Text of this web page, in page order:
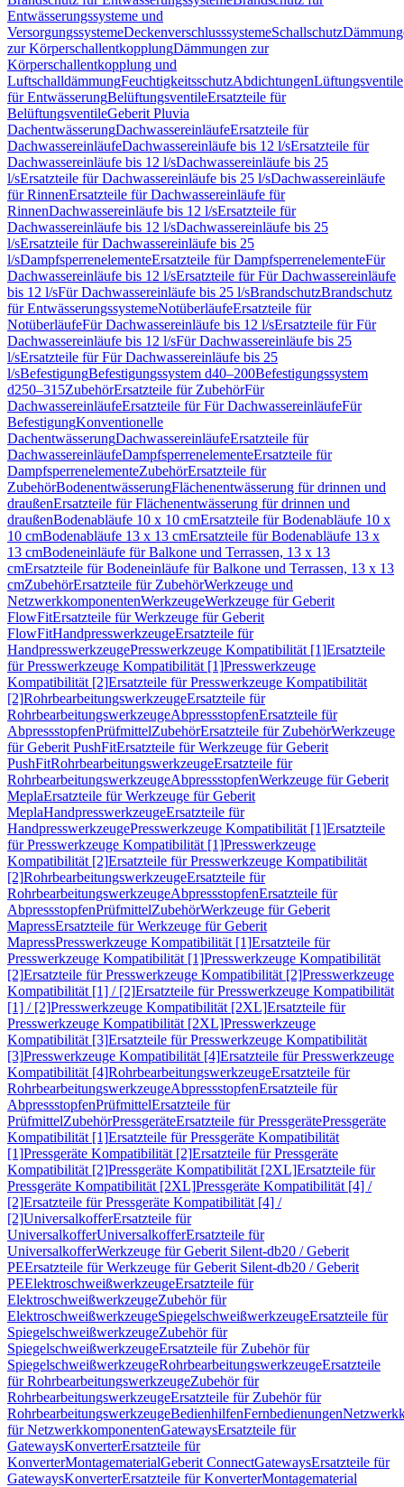
Entwässerungssysteme und
VersorgungssystemeDeckenverschlusssystemeSchallschutz
zur KörperschallentkopplungDämmungen zur
Körperschallentkopplung und
LuftschalldämmungFeuchtigkeitsschutzAbdichtungenLüftungsventile
für EntwässerungBelüftungsventileErsatzteile für
BelüftungsventileGeberit Pluvia
DachentwässerungDachwassereinläufeErsatzteile für
DachwassereinläufeDachwassereinläufe bis 12 l/sErsatzteile für
Dachwassereinläufe bis 12 l/sDachwassereinläufe bis 25
l/sErsatzteile für Dachwassereinläufe bis 25 l/sDachwassereinläufe
für RinnenErsatzteile für Dachwassereinläufe für
RinnenDachwassereinläufe bis 12 l/sErsatzteile für
Dachwassereinläufe bis 12 l/sDachwassereinläufe bis 25
l/sErsatzteile für Dachwassereinläufe bis 25
l/sDampfsperrenelementeErsatzteile für DampfsperrenelementeFür
Dachwassereinläufe bis 12 l/sErsatzteile für Für Dachwassereinläufe
bis 12 l/sFür Dachwassereinläufe bis 25 l/sBrandschutzBrandschutz
für EntwässerungssystemeNotüberläufeErsatzteile für
NotüberläufeFür Dachwassereinläufe bis 12 l/sErsatzteile für Für
Dachwassereinläufe bis 12 l/sFür Dachwassereinläufe bis 25
l/sErsatzteile für Für Dachwassereinläufe bis 25
l/sBefestigungBefestigungssystem d40–200Befestigungssystem
d250–315ZubehörErsatzteile für ZubehörFür
DachwassereinläufeErsatzteile für Für DachwassereinläufeFür
BefestigungKonventionelle
DachentwässerungDachwassereinläufeErsatzteile für
DachwassereinläufeDampfsperrenelementeErsatzteile für
DampfsperrenelementeZubehörErsatzteile für
ZubehörBodenentwässerungFlächenentwässerung für drinnen und
draußenErsatzteile für Flächenentwässerung für drinnen und
draußenBodenabläufe 10 x 10 cmErsatzteile für Bodenabläufe 10 x
10 cmBodenabläufe 13 x 13 cmErsatzteile für Bodenabläufe 13 x
13 cmBodeneinläufe für Balkone und Terrassen, 13 x 13
cmErsatzteile für Bodeneinläufe für Balkone und Terrassen, 13 x 13
cmZubehörErsatzteile für ZubehörWerkzeuge und
NetzwerkkomponentenWerkzeugeWerkzeuge für Geberit
FlowFitErsatzteile für Werkzeuge für Geberit
FlowFitHandpresswerkzeugeErsatzteile für
HandpresswerkzeugePresswerkzeuge Kompatibilität [1]Ersatzteile
für Presswerkzeuge Kompatibilität [1]Presswerkzeuge
Kompatibilität [2]Ersatzteile für Presswerkzeuge Kompatibilität
[2]RohrbearbeitungswerkzeugeErsatzteile für
RohrbearbeitungswerkzeugeAbpressstopfenErsatzteile für
AbpressstopfenPrüfmittelZubehörErsatzteile für ZubehörWerkzeuge
für Geberit PushFitErsatzteile für Werkzeuge für Geberit
PushFitRohrbearbeitungswerkzeugeErsatzteile für
RohrbearbeitungswerkzeugeAbpressstopfenWerkzeuge für Geberit
MeplaErsatzteile für Werkzeuge für Geberit
MeplaHandpresswerkzeugeErsatzteile für
HandpresswerkzeugePresswerkzeuge Kompatibilität [1]Ersatzteile
für Presswerkzeuge Kompatibilität [1]Presswerkzeuge
Kompatibilität [2]Ersatzteile für Presswerkzeuge Kompatibilität
[2]RohrbearbeitungswerkzeugeErsatzteile für
RohrbearbeitungswerkzeugeAbpressstopfenErsatzteile für
AbpressstopfenPrüfmittelZubehörWerkzeuge für Geberit
MapressErsatzteile für Werkzeuge für Geberit
MapressPresswerkzeuge Kompatibilität [1]Ersatzteile für
Presswerkzeuge Kompatibilität [1]Presswerkzeuge Kompatibilität
[2]Ersatzteile für Presswerkzeuge Kompatibilität [2]Presswerkzeuge
Kompatibilität [1] / [2]Ersatzteile für Presswerkzeuge Kompatibilität
[1] / [2]Presswerkzeuge Kompatibilität [2XL]Ersatzteile für
Presswerkzeuge Kompatibilität [2XL]Presswerkzeuge
Kompatibilität [3]Ersatzteile für Presswerkzeuge Kompatibilität
[3]Presswerkzeuge Kompatibilität [4]Ersatzteile für Presswerkzeuge
Kompatibilität [4]RohrbearbeitungswerkzeugeErsatzteile für
RohrbearbeitungswerkzeugeAbpressstopfenErsatzteile für
AbpressstopfenPrüfmittelErsatzteile für
PrüfmittelZubehörPressgeräteErsatzteile für PressgerätePressgeräte
Kompatibilität [1]Ersatzteile für Pressgeräte Kompatibilität
[1]Pressgeräte Kompatibilität [2]Ersatzteile für Pressgeräte
Kompatibilität [2]Pressgeräte Kompatibilität [2XL]Ersatzteile für
Pressgeräte Kompatibilität [2XL]Pressgeräte Kompatibilität [4] /
[2]Ersatzteile für Pressgeräte Kompatibilität [4] /
[2]UniversalkofferErsatzteile für
UniversalkofferUniversalkofferErsatzteile für
UniversalkofferWerkzeuge für Geberit Silent-db20 / Geberit
PEErsatzteile für Werkzeuge für Geberit Silent-db20 / Geberit
PEElektroschweißwerkzeugeErsatzteile für
ElektroschweißwerkzeugeZubehör für
ElektroschweißwerkzeugeSpiegelschweißwerkzeugeErsatzteile für
SpiegelschweißwerkzeugeZubehör für
SpiegelschweißwerkzeugeErsatzteile für Zubehör für
SpiegelschweißwerkzeugeRohrbearbeitungswerkzeugeErsatzteile
für RohrbearbeitungswerkzeugeZubehör für
RohrbearbeitungswerkzeugeErsatzteile für Zubehör für
RohrbearbeitungswerkzeugeBedienhilfenFernbedienungen
für NetzwerkkomponentenGatewaysErsatzteile für
GatewaysKonverterErsatzteile für
KonverterMontagematerialGeberit ConnectGatewaysErsatzteile für
GatewaysKonverterErsatzteile für KonverterMontagematerial